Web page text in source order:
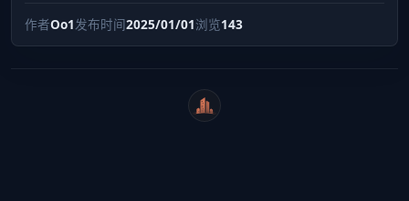
作者Oo1发布时间2025/01/01浏览143
WeiCity